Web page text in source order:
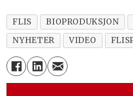
FLIS BIOPRODUKSJON
NYHETER
VIDEO